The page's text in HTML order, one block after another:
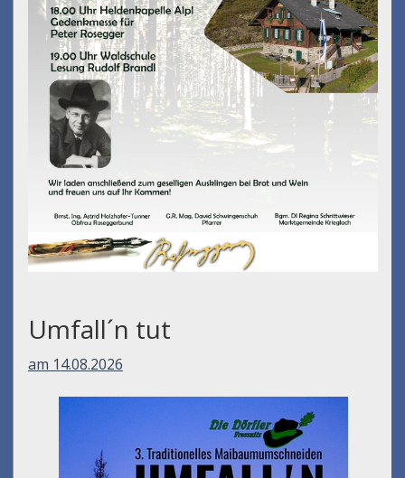
Umfall´n tut
am 14.08.2026